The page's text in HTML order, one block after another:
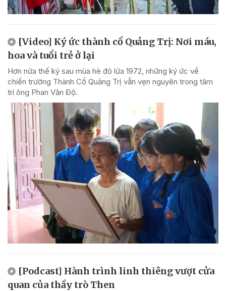
[Video] Ký ức thành cổ Quảng Trị: Nơi máu,
hoa và tuổi trẻ ở lại
Hơn nửa thế kỷ sau mùa hè đỏ lửa 1972, những ký ức về
chiến trường Thành Cổ Quảng Trị vẫn vẹn nguyên trong tâm
trí ông Phan Văn Độ.
[Podcast] Hành trình linh thiêng vượt cửa
quan của thầy trò Then